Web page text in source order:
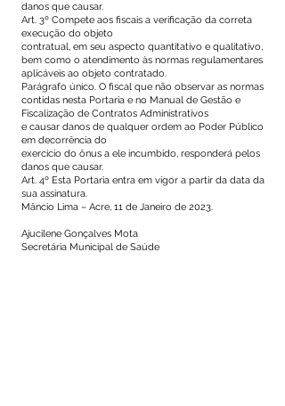
danos que causar.
Art. 3º Compete aos fiscais a verificação da correta
execução do objeto
contratual, em seu aspecto quantitativo e qualitativo,
bem como o atendimento às normas regulamentares
aplicáveis ao objeto contratado.
Parágrafo único. O fiscal que não observar as normas
contidas nesta Portaria e no Manual de Gestão e
Fiscalização de Contratos Administrativos
e causar danos de qualquer ordem ao Poder Público
em decorrência do
exercício do ônus a ele incumbido, responderá pelos
danos que causar.
Art. 4º Esta Portaria entra em vigor a partir da data da
sua assinatura.
Mâncio Lima – Acre, 11 de Janeiro de 2023.
Ajucilene Gonçalves Mota
Secretária Municipal de Saúde